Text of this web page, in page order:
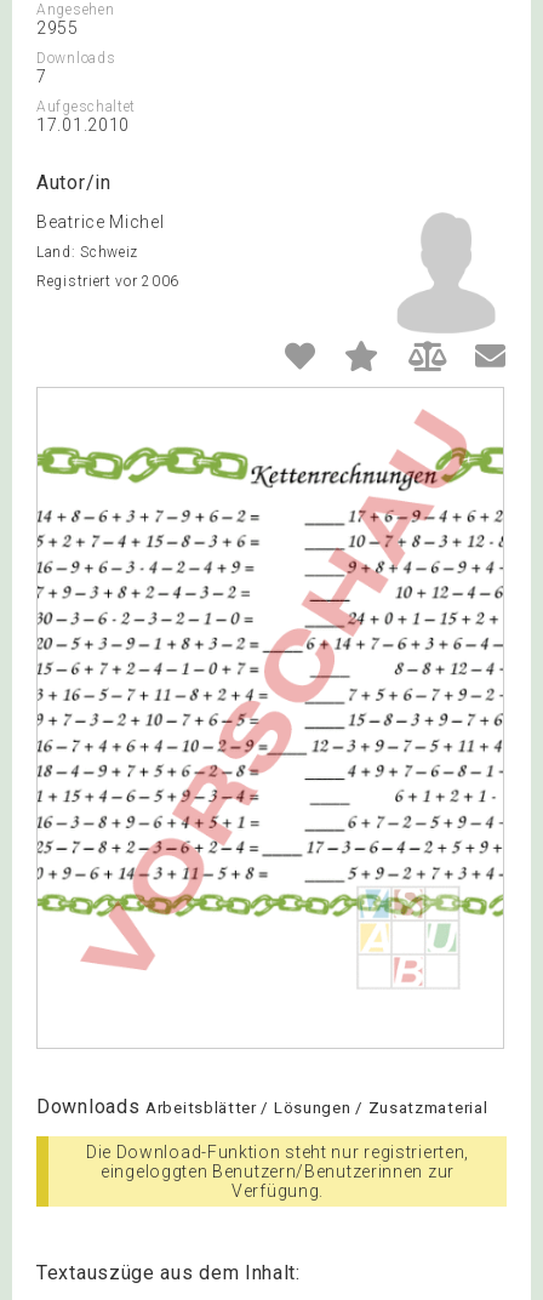
Angesehen
2955
Downloads
7
Aufgeschaltet
17.01.2010
Autor/in
Beatrice Michel
Land: Schweiz
Registriert vor 2006
Downloads Arbeitsblätter / Lösungen / Zusatzmaterial
Die Download-Funktion steht nur registrierten,
eingeloggten Benutzern/Benutzerinnen zur
Verfügung.
Textauszüge aus dem Inhalt: